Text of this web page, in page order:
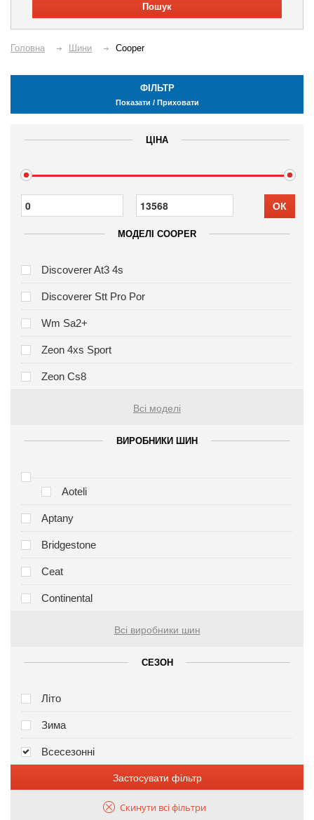
Пошук
Головна Шини Cooper
ФІЛЬТР
Показати / Приховати
ЦІНА
ОК
МОДЕЛІ COOPER
Discoverer At3 4s
Discoverer Stt Pro Por
Wm Sa2+
Zeon 4xs Sport
Zeon Cs8
Всі моделі
ВИРОБНИКИ ШИН
Aoteli
Aptany
Bridgestone
Ceat
Continental
Всі виробники шин
СЕЗОН
Літо
Зима
Всесезонні
Застосувати фільтр
Скинути всі фільтри